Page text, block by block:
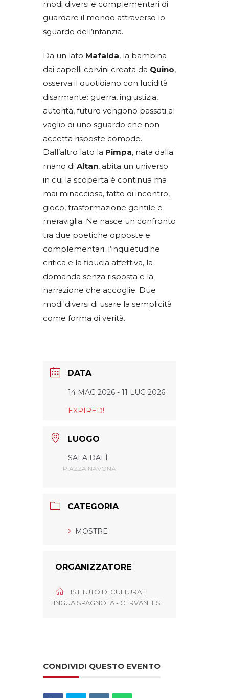
modi diversi e complementari di
guardare il mondo attraverso lo
sguardo dell’infanzia.
Da un lato Mafalda, la bambina
dai capelli corvini creata da Quino,
osserva il quotidiano con lucidità
disarmante: guerra, ingiustizia,
autorità, futuro vengono passati al
vaglio di uno sguardo che non
accetta risposte comode.
Dall’altro lato la Pimpa, nata dalla
mano di Altan, abita un universo
in cui la scoperta è continua ma
mai minacciosa, fatto di incontro,
gioco, trasformazione gentile e
meraviglia. Ne nasce un confronto
tra due poetiche opposte e
complementari: l’inquietudine
critica e la fiducia affettiva, la
domanda senza risposta e la
narrazione che accoglie. Due
modi diversi di usare la semplicità
come forma di verità.
DATA
14 MAG 2026 - 11 LUG 2026
EXPIRED!
LUOGO
SALA DALÌ
PIAZZA NAVONA
CATEGORIA
MOSTRE
ORGANIZZATORE
ISTITUTO DI CULTURA E
LINGUA SPAGNOLA - CERVANTES
CONDIVIDI QUESTO EVENTO